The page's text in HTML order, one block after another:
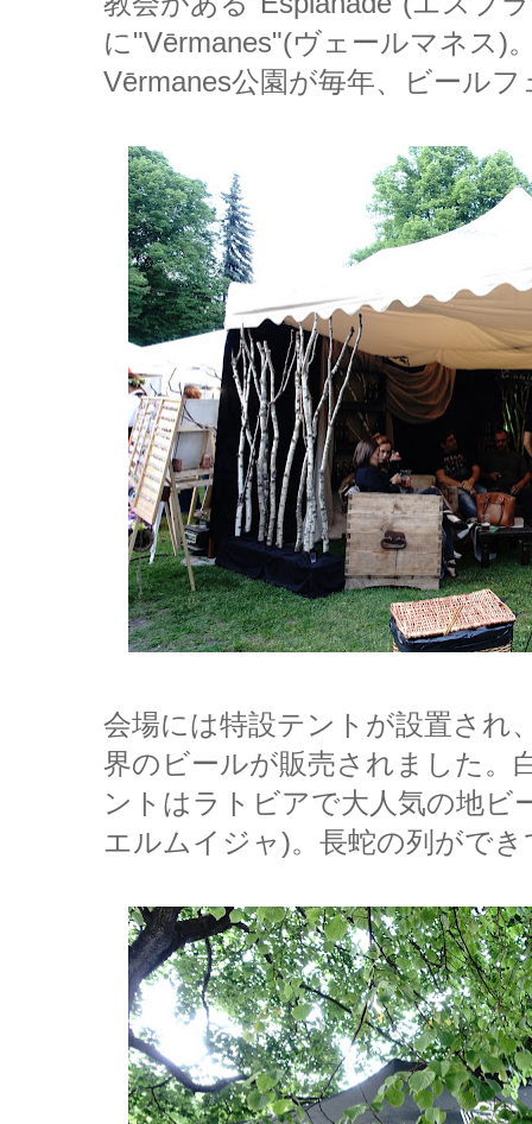
に"Vērmanes"(ヴェールマネス)
Vērmanes公園が毎年、ビール
会場には特設テントが設置され
界のビールが販売されました。
ントはラトビアで大人気の地ビ
エルムイジャ)。長蛇の列がで